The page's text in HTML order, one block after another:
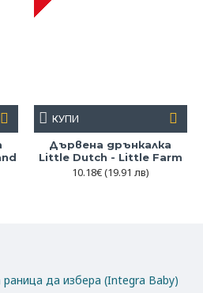
Дървена дрънкалка
Little Dutch - Little Farm
10.18€(19.91 лв)
КУПИ
раница да избера (Integra Baby)